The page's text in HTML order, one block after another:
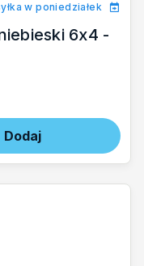
w poniedziałek
6x4 -
Dodaj